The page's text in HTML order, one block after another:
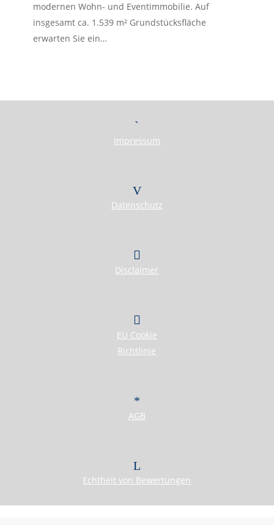
Herzlich Willkommen
Modernes Mobilitätsmanagement für Unternehmen und Privatpersonen!
KONTAKT
modernen Wohn- und Eventimmobilie. Auf
insgesamt ca. 1.539 m² Grundstücksfläche
erwarten Sie ein…
Impressum
Datenschutz
Disclaimer
EU Cookie
Richtlinie
AGB
Echtheit von Bewertungen